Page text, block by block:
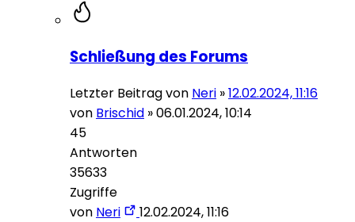
Schließung des Forums
Letzter Beitrag von Neri »12.02.2024, 11:16
von Brischid »06.01.2024, 10:14
45
Antworten
35633
Zugriffe
von Neri 12.02.2024, 11:16